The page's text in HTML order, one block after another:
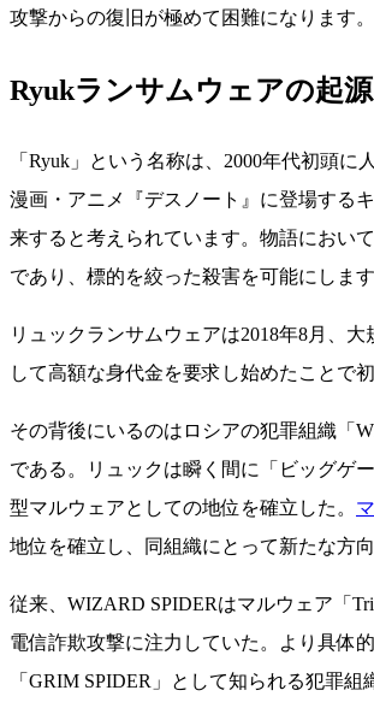
攻撃からの復旧が極めて困難になります。
Ryukランサムウェアの起源
「Ryuk」という名称は、2000年代初頭に
漫画・アニメ『デスノート』に登場する
来すると考えられています。物語におい
であり、標的を絞った殺害を可能にします
リュックランサムウェアは2018年8月、大
して高額な身代金を要求し始めたことで
その背後にいるのはロシアの犯罪組織「
である。リュックは瞬く間に「ビッグゲ
型マルウェアとしての地位を確立した。
地位を確立し、同組織にとって新たな方向
従来、WIZARD SPIDERはマルウェア「
電信詐欺攻撃に注力していた。より具体
「GRIM SPIDER」として知られる犯罪